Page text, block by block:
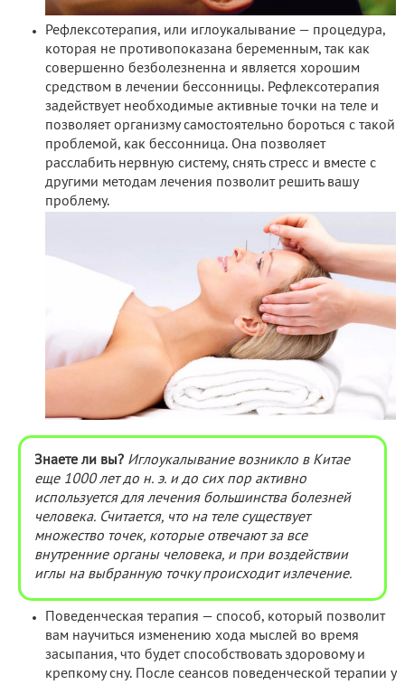
Рефлексотерапия, или иглоукалывание — процедура,
которая не противопоказана беременным, так как
совершенно безболезненна и является хорошим
средством в лечении бессонницы. Рефлексотерапия
задействует необходимые активные точки на теле и
позволяет организму самостоятельно бороться с такой
проблемой, как бессонница. Она позволяет
расслабить нервную систему, снять стресс и вместе с
другими методам лечения позволит решить вашу
проблему.
Знаете ли вы? Иглоукалывание возникло в Китае
еще 1000 лет до н. э. и до сих пор активно
используется для лечения большинства болезней
человека. Считается, что на теле существует
множество точек, которые отвечают за все
внутренние органы человека, и при воздействии
иглы на выбранную точку происходит излечение.
Поведенческая терапия — способ, который позволит
вам научиться изменению хода мыслей во время
засыпания, что будет способствовать здоровому и
крепкому сну. После сеансов поведенческой терапии у